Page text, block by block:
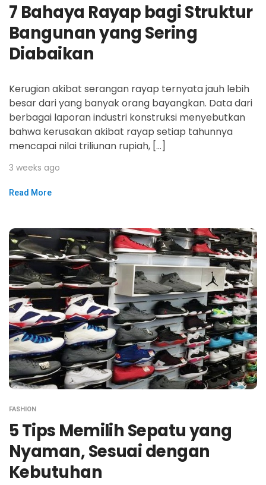
7 Bahaya Rayap bagi Struktur
Bangunan yang Sering
Diabaikan
Kerugian akibat serangan rayap ternyata jauh lebih
besar dari yang banyak orang bayangkan. Data dari
berbagai laporan industri konstruksi menyebutkan
bahwa kerusakan akibat rayap setiap tahunnya
mencapai nilai triliunan rupiah, […]
3 weeks ago
Read More
FASHION
5 Tips Memilih Sepatu yang
Nyaman, Sesuai dengan
Kebutuhan